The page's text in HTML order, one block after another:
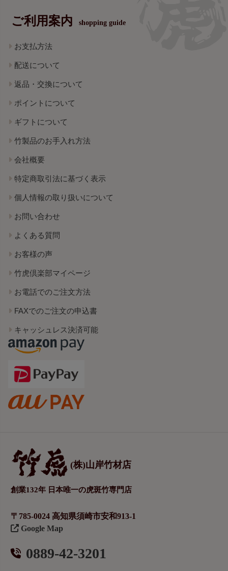
ご利用案内 shopping guide
お支払方法
配送について
返品・交換について
ポイントについて
ギフトについて
竹製品のお手入れ方法
会社概要
特定商取引法に基づく表示
個人情報の取り扱いについて
お問い合わせ
よくある質問
お客様の声
竹虎倶楽部マイページ
お電話でのご注文方法
FAXでのご注文の申込書
キャッシュレス決済可能
(株)山岸竹材店
創業132年 日本唯一の虎斑竹専門店
〒785-0024 高知県須崎市安和913-1
Google Map
0889-42-3201